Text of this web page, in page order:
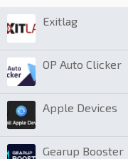
Exitlag
OP Auto Clicker
Apple Devices
Gearup Booster